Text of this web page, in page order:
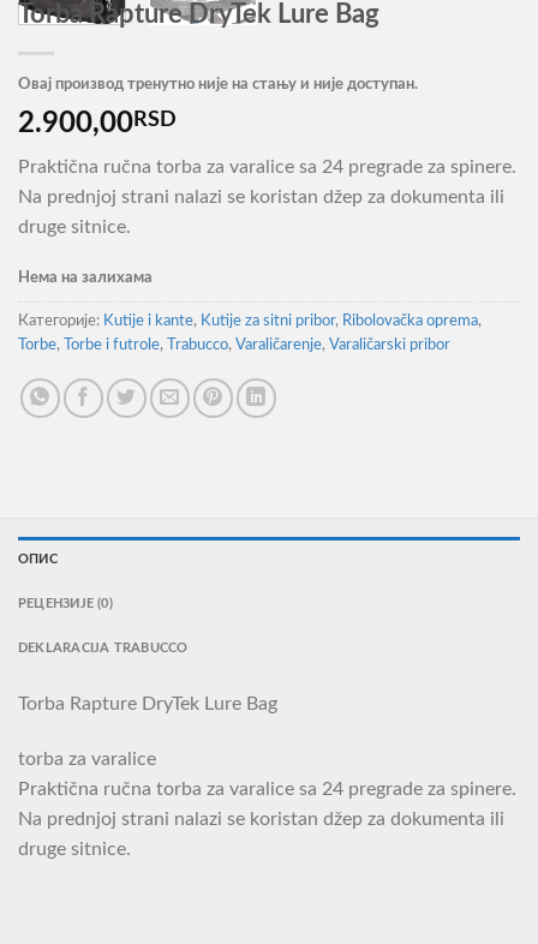
Torba Rapture DryTek Lure Bag
Овај производ тренутно није на стању и није доступан.
2.900,00RSD
Praktična ručna torba za varalice sa 24 pregrade za spinere.
Na prednjoj strani nalazi se koristan džep za dokumenta ili
druge sitnice.
Нема на залихама
Категорије: Kutije i kante, Kutije za sitni pribor, Ribolovačka oprema,
Torbe, Torbe i futrole, Trabucco, Varaličarenje, Varaličarski pribor
ОПИС
РЕЦЕНЗИЈЕ (0)
DEKLARACIJA TRABUCCO
Torba Rapture DryTek Lure Bag
torba za varalice
Praktična ručna torba za varalice sa 24 pregrade za spinere.
Na prednjoj strani nalazi se koristan džep za dokumenta ili
druge sitnice.